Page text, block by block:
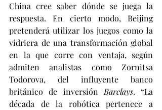
China cree saber dónde se juega la
respuesta. En cierto modo, Beijing
pretenderá utilizar los juegos como la
vidriera de una transformación global
en la que corre con ventaja, según
admiten analistas como Zornitsa
Todorova, del influyente banco
británico de inversión Barclays. “La
década de la robótica pertenece a